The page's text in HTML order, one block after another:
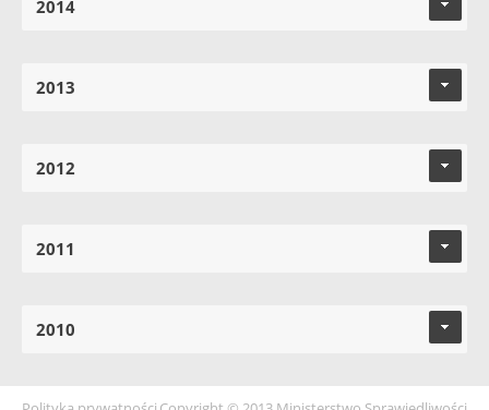
2014
2013
2012
2011
2010